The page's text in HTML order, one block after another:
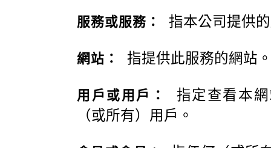
服務或服務： 指本公司提供
網站： 指提供此服務的網站
用戶或用戶：
指定查看本
（或所有）用戶。